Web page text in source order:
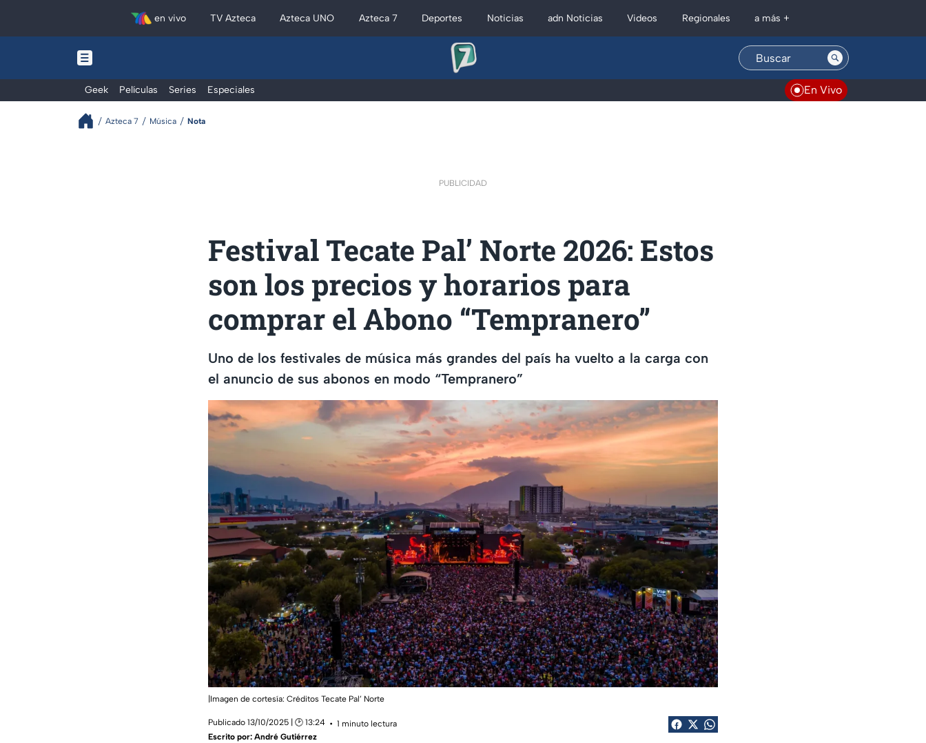
en vivo TV Azteca Azteca UNO Azteca 7 Deportes Noticias adn Noticias Videos Regionales a más +
Geek Películas Series Especiales En Vivo
Azteca 7 Música Nota
PUBLICIDAD
Festival Tecate Pal’ Norte 2026: Estos
son los precios y horarios para
comprar el Abono “Tempranero”
Uno de los festivales de música más grandes del país ha vuelto a la carga con
el anuncio de sus abonos en modo “Tempranero”
|Imagen de cortesía: Créditos Tecate Pal’ Norte
Publicado 13/10/2025 | 🕑 13:24
1 minuto lectura
Escrito por: André Gutiérrez